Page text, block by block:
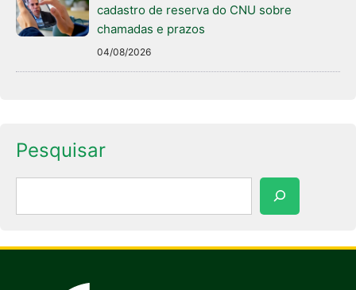
cadastro de reserva do CNU sobre
chamadas e prazos
04/08/2026
Pesquisar